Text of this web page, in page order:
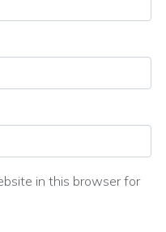
in this browser for